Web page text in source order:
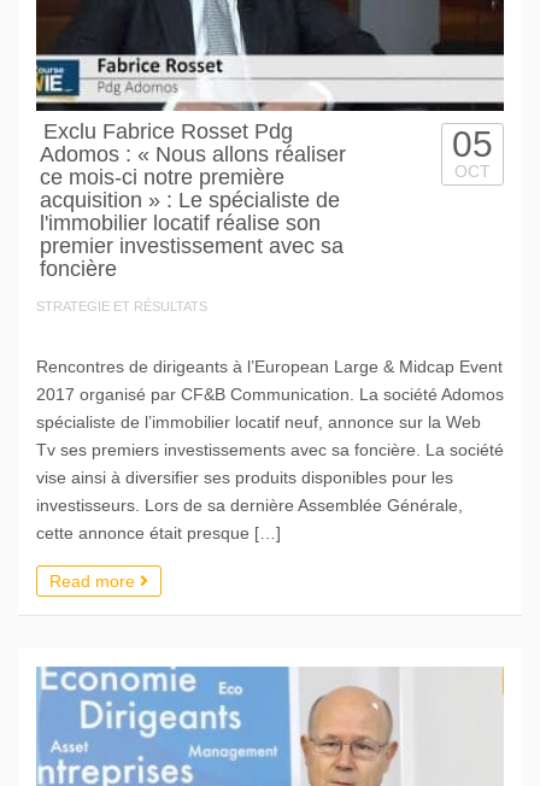
Exclu Fabrice Rosset Pdg
Adomos : « Nous allons réaliser
ce mois-ci notre première
acquisition » : Le spécialiste de
l'immobilier locatif réalise son
premier investissement avec sa
foncière
STRATEGIE ET RÉSULTATS
05
OCT
Rencontres de dirigeants à l’European Large & Midcap Event
2017 organisé par CF&B Communication. La société Adomos
spécialiste de l’immobilier locatif neuf, annonce sur la Web
Tv ses premiers investissements avec sa foncière. La société
vise ainsi à diversifier ses produits disponibles pour les
investisseurs. Lors de sa dernière Assemblée Générale,
cette annonce était presque […]
Read more